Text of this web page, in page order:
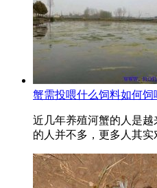
蟹需投喂什么饲料如何饲
近几年养殖河蟹的人是
的人并不多，更多人其实